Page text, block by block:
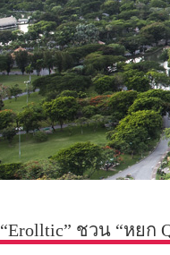
“Erolltic” ชวน “หยก